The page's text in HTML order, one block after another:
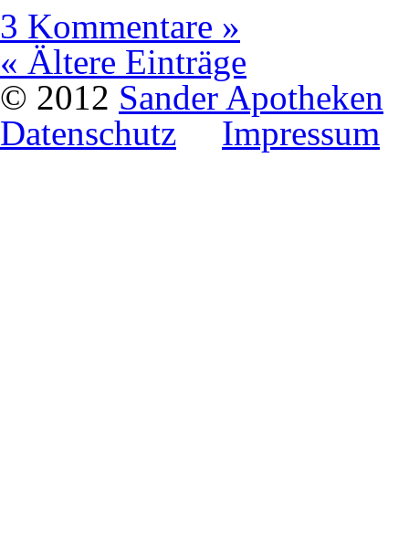
3 Kommentare »
« Ältere Einträge
© 2012 Sander Apotheken
Datenschutz
Impressum